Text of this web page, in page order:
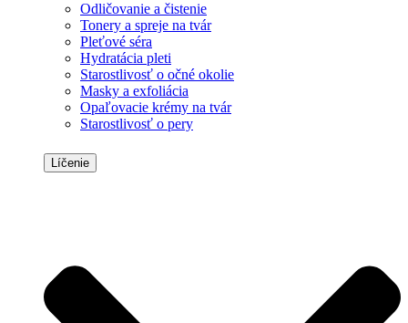
Odličovanie a čistenie
Tonery a spreje na tvár
Pleťové séra
Hydratácia pleti
Starostlivosť o očné okolie
Masky a exfoliácia
Opaľovacie krémy na tvár
Starostlivosť o pery
Líčenie